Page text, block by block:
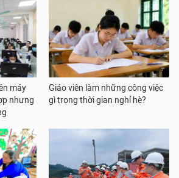
máy
nhưng
Giáo viên làm những công việc
gì trong thời gian nghỉ hè?